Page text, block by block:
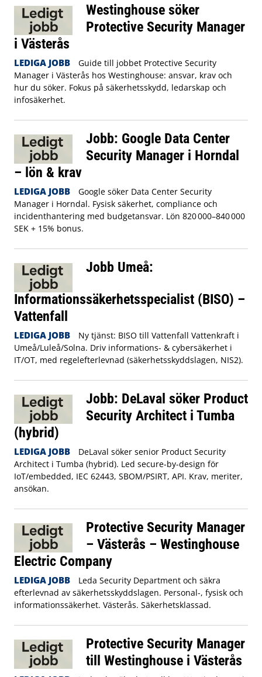
Westinghouse söker
Protective Security Manager
i Västerås
LEDIGA JOBB
Guide till jobbet Protective Security
Manager i Västerås hos Westinghouse: ansvar, krav och
hur du söker. Fokus på säkerhetsskydd, ledarskap och
infosäkerhet.
Jobb: Google Data Center
Security Manager i Horndal
– lön & krav
LEDIGA JOBB
Google söker Data Center Security
Manager i Horndal. Fysisk säkerhet, compliance och
incidenthantering med budgetansvar. Lön 820 000–840 000
SEK + 15% bonus.
Jobb Umeå:
Informationssäkerhetsspecialist (BISO) –
Vattenfall
LEDIGA JOBB
Ny tjänst: BISO till Vattenfall Vattenkraft i
Umeå/Luleå/Solna. Driv informations- & cybersäkerhet i
IT/OT, med regelefterlevnad (säkerhetsskyddslagen, NIS2).
Jobb: DeLaval söker Product
Security Architect i Tumba
(hybrid)
LEDIGA JOBB
DeLaval söker senior Product Security
Architect i Tumba (hybrid). Led secure-by-design för
IoT/embedded, IEC 62443, SBOM/PSIRT, API. Krav, meriter,
ansökan.
Protective Security Manager
– Västerås – Westinghouse
Electric Company
LEDIGA JOBB
Leda Security Department och säkra
efterlevnad av säkerhetsskyddslagen. Personal-, fysisk och
informationssäkerhet. Västerås. Säkerhetsklassad.
Protective Security Manager
till Westinghouse i Västerås